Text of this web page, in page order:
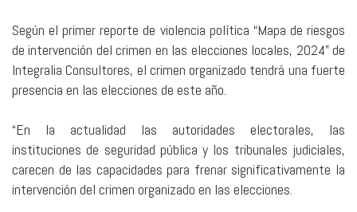
Según el primer reporte de violencia política “Mapa de riesgos
de intervención del crimen en las elecciones locales, 2024” de
Integralia Consultores, el crimen organizado tendrá una fuerte
presencia en las elecciones de este año.
“En la actualidad las autoridades electorales, las
instituciones de seguridad pública y los tribunales judiciales,
carecen de las capacidades para frenar significativamente la
intervención del crimen organizado en las elecciones.